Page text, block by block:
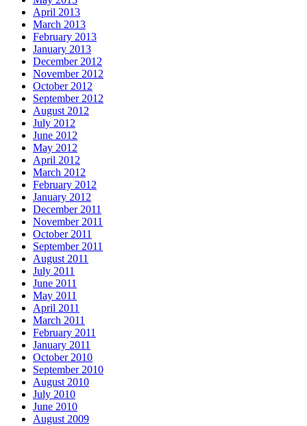
April 2013
March 2013
February 2013
January 2013
December 2012
November 2012
October 2012
September 2012
August 2012
July 2012
June 2012
May 2012
April 2012
March 2012
February 2012
January 2012
December 2011
November 2011
October 2011
September 2011
August 2011
July 2011
June 2011
May 2011
April 2011
March 2011
February 2011
January 2011
October 2010
September 2010
August 2010
July 2010
June 2010
August 2009